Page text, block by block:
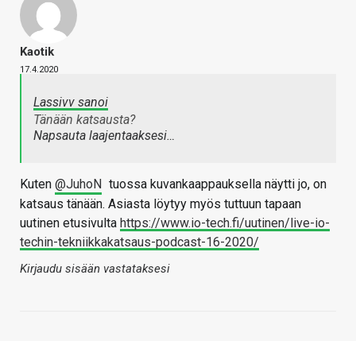
Kaotik
17.4.2020
Lassivv sanoi
Tänään katsausta?
Napsauta laajentaaksesi…
Kuten @JuhoN tuossa kuvankaappauksella näytti jo, on
katsaus tänään. Asiasta löytyy myös tuttuun tapaan
uutinen etusivulta https://www.io-tech.fi/uutinen/live-io-
techin-tekniikkakatsaus-podcast-16-2020/
Kirjaudu sisään vastataksesi